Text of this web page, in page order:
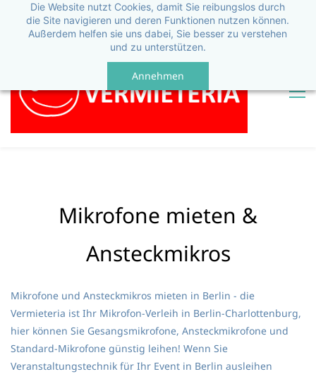
Die Website nutzt Cookies, damit Sie reibungslos durch
die Site navigieren und deren Funktionen nutzen können.
Außerdem helfen sie uns dabei, Sie besser zu verstehen
und zu unterstützen.
Annehmen
Mikrofone mieten &
Ansteckmikros
Mikrofone und Ansteckmikros mieten in Berlin - die
Vermieteria ist Ihr Mikrofon-Verleih in Berlin-Charlottenburg,
hier können Sie Gesangsmikrofone, Ansteckmikrofone und
Standard-Mikrofone günstig leihen! Wenn Sie
Veranstaltungstechnik für Ihr Event in Berlin ausleihen